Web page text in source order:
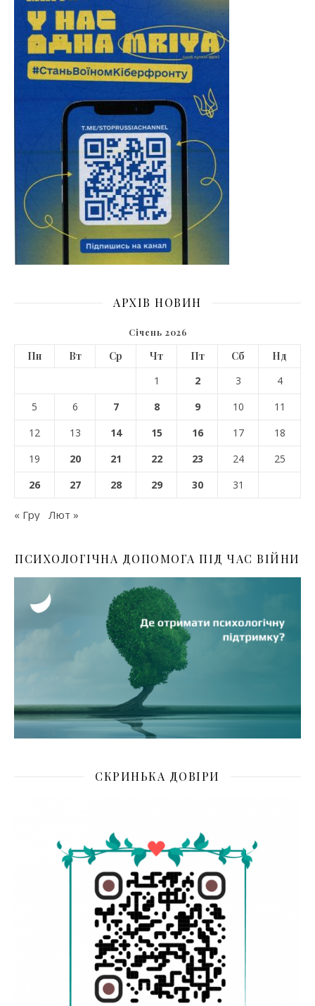
АРХІВ НОВИН
Січень 2026
Пн Вт Ср Чт Пт Сб
Нд
1
2 3
4
5
6 7 8 9 10
11
12
13 14 15 16 17
18
19
20 21 22 23 24
25
26
27 28 29 30 31
« Гру Лют »
ПСИХОЛОГІЧНА ДОПОМОГА ПІД ЧАС ВІЙНИ
СКРИНЬКА ДОВІРИ